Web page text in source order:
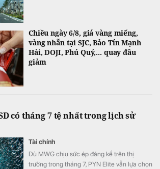
Chiều ngày 6/8, giá vàng miếng,
vàng nhẫn tại SJC, Bảo Tín Mạnh
Hải, DOJI, Phú Quý,... quay đầu
giảm
có tháng 7 tệ nhất trong lịch sử
Tài chính
Dù MWG chịu sức ép đáng kể trên thị
trường trong tháng 7, PYN Elite vẫn lựa chọn